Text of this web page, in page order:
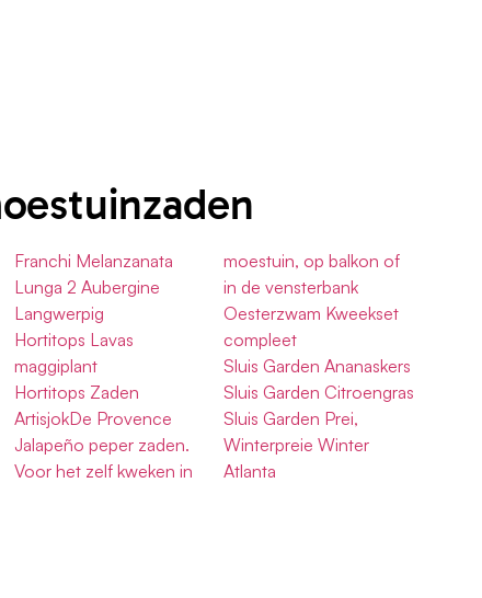
Franchi Melanzanata
Lunga 2 Aubergine
Langwerpig
Hortitops Lavas
maggiplant
Hortitops Zaden
ArtisjokDe Provence
Jalapeño peper zaden.
Voor het zelf kweken in
moestuin, op balkon of
in de vensterbank
Oesterzwam Kweekset
compleet
Sluis Garden Ananaskers
Sluis Garden Citroengras
Sluis Garden Prei,
Winterpreie Winter
Atlanta